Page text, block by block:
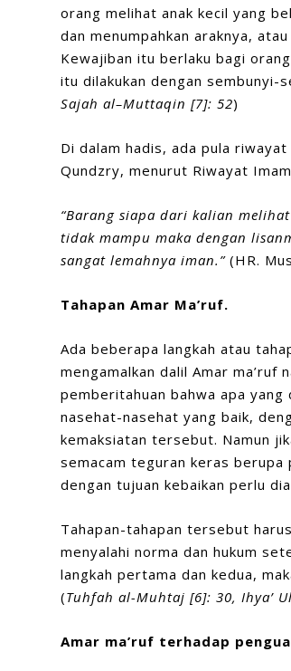
orang melihat anak kecil yang
dan menumpahkan araknya,
Kewajiban itu berlaku bagi
itu dilakukan dengan
Sajah al–Muttaqin[7]: 52)
Di dalam hadis, ada pula
Qundzry, menurut Riwayat
“Barang siapa dari kalian
tidak mampu maka dengan
sangat lemahnya iman. ”(HR.
Tahapan Amar Ma’ruf.
Ada beberapa langkah atau
mengamalkan dalil Amar ma’ruf
pemberitahuan bahwa apa yang
nasehat-nasehat yang baik,
kemaksiatan tersebut. Namun
semacam teguran keras berupa
dengan tujuan kebaikan perlu
Tahapan-tahapan tersebut
menyalahi norma dan hukum
langkah pertama dan kedua,
(Tuhfah al-Muhtaj[6]: 30, Ihya’
Amar ma’ruf terhadap